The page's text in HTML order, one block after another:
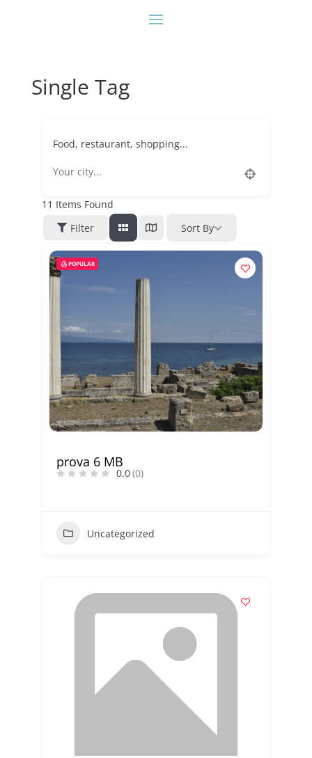
Single Tag
Food, restaurant, shopping...
11 Items Found
Filter
Sort By
POPULAR
prova 6 MB
0.0(0)
Uncategorized